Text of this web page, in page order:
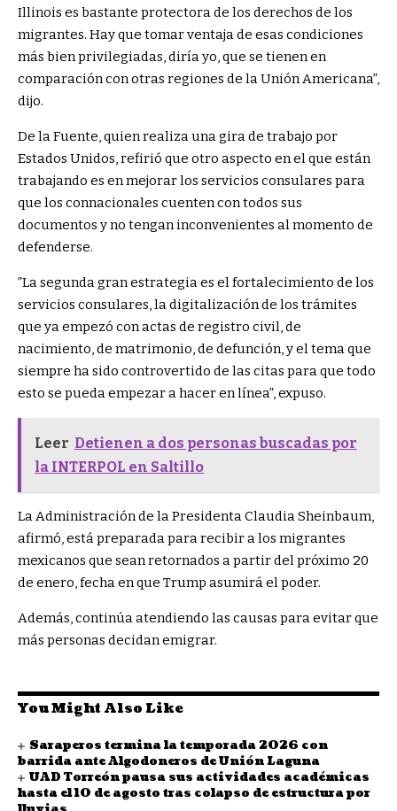
Illinois es bastante protectora de los derechos de los
migrantes. Hay que tomar ventaja de esas condiciones
más bien privilegiadas, diría yo, que se tienen en
comparación con otras regiones de la Unión Americana”,
dijo.
De la Fuente, quien realiza una gira de trabajo por
Estados Unidos, refirió que otro aspecto en el que están
trabajando es en mejorar los servicios consulares para
que los connacionales cuenten con todos sus
documentos y no tengan inconvenientes al momento de
defenderse.
”La segunda gran estrategia es el fortalecimiento de los
servicios consulares, la digitalización de los trámites
que ya empezó con actas de registro civil, de
nacimiento, de matrimonio, de defunción, y el tema que
siempre ha sido controvertido de las citas para que todo
esto se pueda empezar a hacer en línea”, expuso.
Leer Detienen a dos personas buscadas por
la INTERPOL en Saltillo
La Administración de la Presidenta Claudia Sheinbaum,
afirmó, está preparada para recibir a los migrantes
mexicanos que sean retornados a partir del próximo 20
de enero, fecha en que Trump asumirá el poder.
Además, continúa atendiendo las causas para evitar que
más personas decidan emigrar.
You Might Also Like
Saraperos termina la temporada 2026 con
barrida ante Algodoneros de Unión Laguna
UAD Torreón pausa sus actividades académicas
hasta el 10 de agosto tras colapso de estructura por